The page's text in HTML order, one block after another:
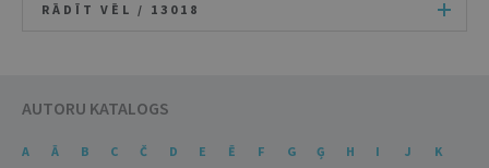
RĀDĪT VĒL / 13018
AUTORU KATALOGS
A Ā B C Č D E Ē F G Ģ H I J
K